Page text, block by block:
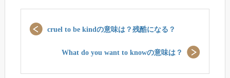
cruel to be kindの意味は？残酷になる？
What do you want to knowの意味は？